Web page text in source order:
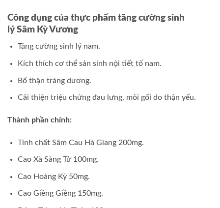
Công dụng của thực phẩm tăng cường sinh
lý Sâm Kỳ Vương
Tăng cường sinh lý nam.
Kích thích cơ thể sản sinh nội tiết tố nam.
Bổ thận tráng dương.
Cải thiện triệu chứng đau lưng, mỏi gối do thận yếu.
Thành phần chính:
Tinh chất Sâm Cau Hà Giang 200mg.
Cao Xà Sàng Tử 100mg.
Cao Hoàng Kỳ 50mg.
Cao Giềng Giềng 150mg.